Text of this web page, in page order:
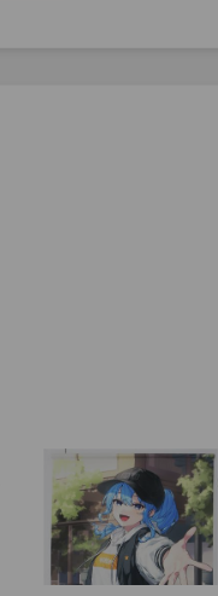
グッズ「ホロライブ
動6周年記念 B2タペ
街すいせい」